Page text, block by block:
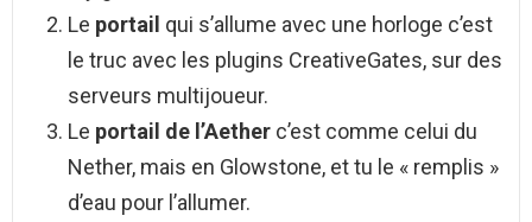
Le portail qui s’allume avec une horloge c’est
le truc avec les plugins CreativeGates, sur des
serveurs multijoueur.
Le portail de l’Aether c’est comme celui du
Nether, mais en Glowstone, et tu le « remplis »
d’eau pour l’allumer.